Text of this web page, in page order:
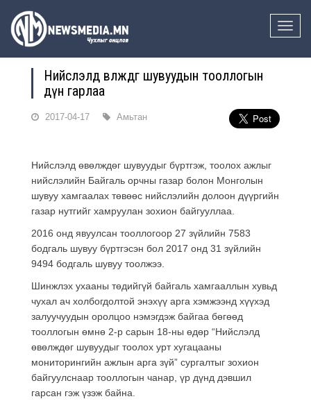
Toggle
Нийслэлд өвөлждөг шувуудын тооллогын
дүн гарлаа
2017-04-17 Амьтан
Нийслэлд өвөлждөг шувуудыг бүртгэж, тоолох ажлыг
нийслэлийн Байгаль орчны газар болон Монголын
шувуу хамгаалах төвөөс нийслэлийн долоон дүүргийн
газар нутгийг хамруулан зохион байгууллаа.
2016 онд явуулсан тооллогоор 27 зүйлийн 7583
бодгаль шувуу бүртгэсэн бол 2017 онд 31 зүйлийн
9494 бодгаль шувуу тоолжээ.
Шинжлэх ухааны төдийгүй байгаль хамгааллын хувьд
чухал ач холбогдолтой энэхүү арга хэмжээнд хүүхэд
залуучуудын оролцоо нэмэгдэж байгаа бөгөөд
тооллогын өмнө 2-р сарын 18-ны өдөр “Нийслэлд
өвөлждөг шувуудыг тоолох урт хугацааны
мониторингийн ажлын арга зүй” сургалтыг зохион
байгуулснаар тооллогын чанар, үр дүнд дэвшил
гарсан гэж үзэж байна.